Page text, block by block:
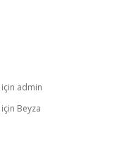
için admin
için Beyza